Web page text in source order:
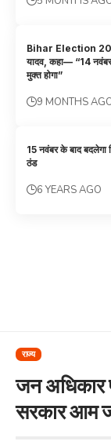
Bihar Election
यादव, कहा— “14 नवंबर
मुक्त होगा”
9 MONTHS
15 नवंबर के बाद बदलेगा
ठंड
6 YEARS AGO
राज्य
जन अधिकार
सरकार आम